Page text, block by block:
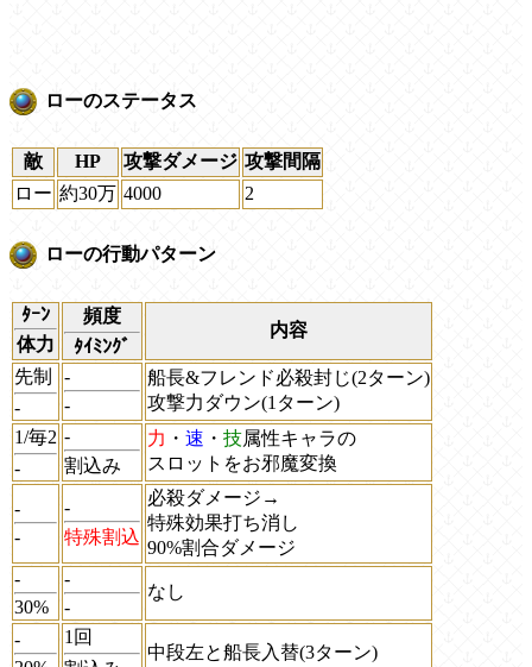
ローのステータス
敵 HP 攻撃ダメージ 攻撃間隔
ロー 約30万 4000 2
ローの行動パターン
ﾀｰﾝ
体力
頻度
ﾀｲﾐﾝｸﾞ
内容
先制
-
-
-
船長&フレンド必殺封じ(2ターン)
攻撃力ダウン(1ターン)
1/毎2
-
-
割込み
力 ・ 速 ・ 技属性キャラの
スロットをお邪魔変換
-
-
-
特殊割込
必殺ダメージ →
特殊効果打ち消し
90%割合ダメージ
-
30%
-
-
なし
-
1回
中段左と船長入替(3ターン)